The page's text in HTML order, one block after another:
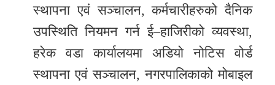
स्थापना एवं सञ्चालन, कर्मचारीहरुको दैनिक
उपस्थिति नियमन गर्न ई–हाजिरीको व्यवस्था,
हरेक वडा कार्यालयमा अडियो नोटिस वोर्ड
स्थापना एवं सञ्चालन, नगरपालिकाको मोबाइल